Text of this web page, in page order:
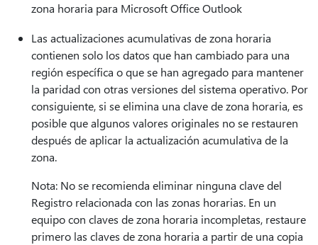
zona horaria para Microsoft Office Outlook
Las actualizaciones acumulativas de zona horaria
contienen solo los datos que han cambiado para una
región específica o que se han agregado para mantener
la paridad con otras versiones del sistema operativo. Por
consiguiente, si se elimina una clave de zona horaria, es
posible que algunos valores originales no se restauren
después de aplicar la actualización acumulativa de la
zona.
Nota: No se recomienda eliminar ninguna clave del
Registro relacionada con las zonas horarias. En un
equipo con claves de zona horaria incompletas, restaure
primero las claves de zona horaria a partir de una copia